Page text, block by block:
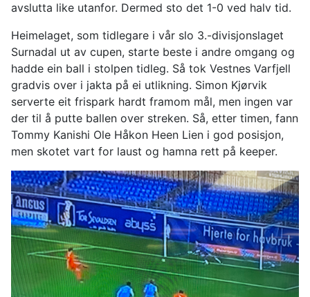
avslutta like utanfor. Dermed sto det 1-0 ved halv tid.
Heimelaget, som tidlegare i vår slo 3.-divisjonslaget
Surnadal ut av cupen, starte beste i andre omgang og
hadde ein ball i stolpen tidleg. Så tok Vestnes Varfjell
gradvis over i jakta på ei utlikning. Simon Kjørvik
serverte eit frispark hardt framom mål, men ingen var
der til å putte ballen over streken. Så, etter timen, fann
Tommy Kanishi Ole Håkon Heen Lien i god posisjon,
men skotet vart for laust og hamna rett på keeper.